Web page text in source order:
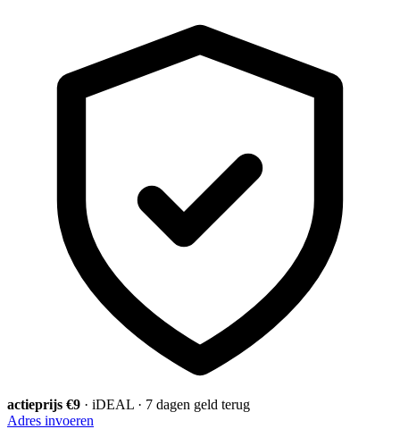
actieprijs €9 · iDEAL · 7 dagen geld terug
Adres invoeren